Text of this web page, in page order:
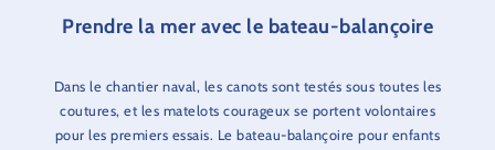
Prendre la mer avec le bateau-balançoire
Dans le chantier naval, les canots sont testés sous toutes les
coutures, et les matelots courageux se portent volontaires
pour les premiers essais. Le bateau-balançoire pour enfants